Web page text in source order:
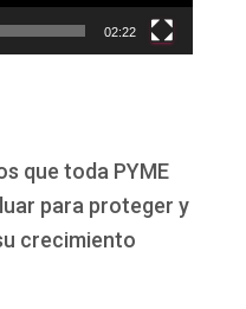
02:22
que toda PYME
para proteger y
crecimiento